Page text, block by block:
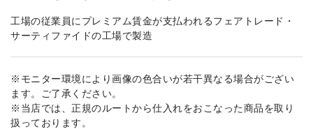
工場の従業員にプレミアム賃金が支払われるフェアトレード・
サーティファイドの工場で製造
※モニター環境により画像の色合いが若干異なる場合がござい
ます。ご了承ください。
※当店では、正規のルートから仕入れをおこなった商品を取り
扱っております。